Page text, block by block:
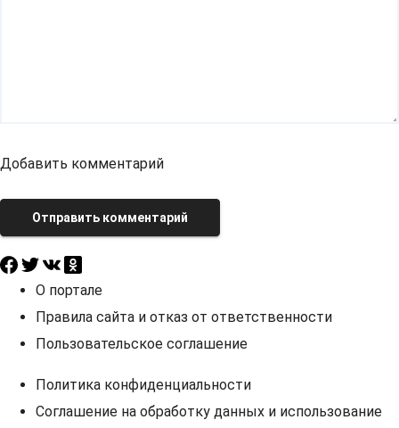
Добавить комментарий
Отправить комментарий
О портале
Правила сайта и отказ от ответственности
Пользовательское соглашение
Политика конфиденциальности
Соглашение на обработку данных и использование